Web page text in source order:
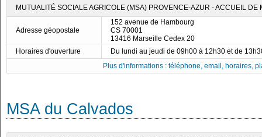
MUTUALITÉ SOCIALE AGRICOLE (MSA) PROVENCE-AZUR - ACCUEIL DE
Adresse géopostale
152 avenue de Hambourg
CS 70001
13416 Marseille Cedex 20
Horaires d'ouverture
Du lundi au jeudi de 09h00 à 12h30 et de
Plus d'informations : téléphone, email, horaires,
MSA du Calvados